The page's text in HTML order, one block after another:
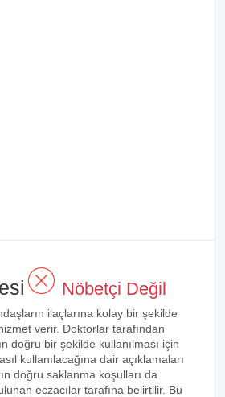
Nöbetçi Değil
ilaçlarına kolay bir şekilde
verir. Doktorlar tarafından
doğru bir şekilde kullanılması için
kullanılacağına dair açıklamaları
doğru saklanma koşulları da
eczacılar tarafına belirtilir. Bu